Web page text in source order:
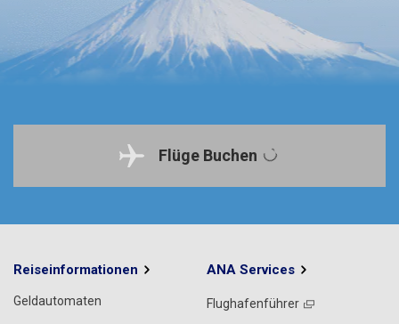
Flüge Buchen
Reiseinformationen
Geldautomaten
ANA Services
Flughafenführer